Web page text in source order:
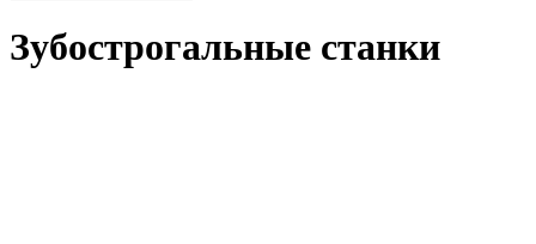
Зубострогальные станки